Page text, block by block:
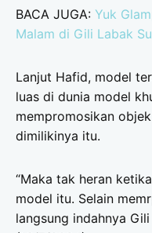
BACA JUGA: Yuk
Malam di Gili Labak
Lanjut Hafid, model
luas di dunia model
mempromosikan
dimilikinya itu.
“Maka tak heran
model itu. Selain
langsung indahnya